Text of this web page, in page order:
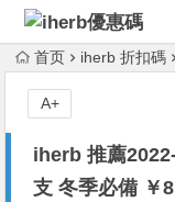
首页 iherb 折扣碼
iherb 推薦
支 冬季必備 ￥
A+